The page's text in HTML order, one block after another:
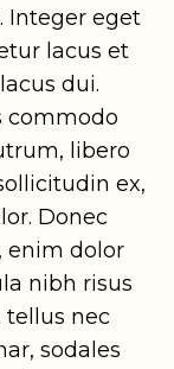
Integer eget
lacus et
dui.
commodo
libero
ex,
Donec
enim dolor
nibh risus
tellus nec
sodales